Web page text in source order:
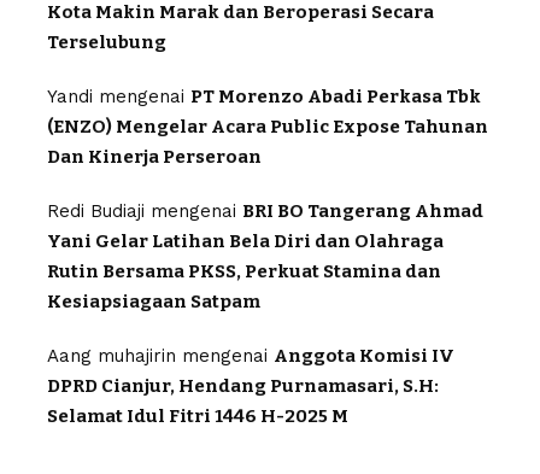
Kota Makin Marak dan Beroperasi Secara
Terselubung
Yandi mengenai PT Morenzo Abadi Perkasa Tbk
(ENZO) Mengelar Acara Public Expose Tahunan
Dan Kinerja Perseroan
Redi Budiaji mengenai BRI BO Tangerang Ahmad
Yani Gelar Latihan Bela Diri dan Olahraga
Rutin Bersama PKSS, Perkuat Stamina dan
Kesiapsiagaan Satpam
Aang muhajirin mengenai Anggota Komisi IV
DPRD Cianjur, Hendang Purnamasari, S.H:
Selamat Idul Fitri 1446 H-2025 M